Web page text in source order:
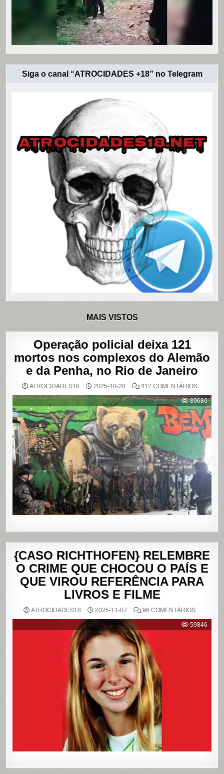
Siga o canal “ATROCIDADES +18” no Telegram
MAIS VISTOS
Operação policial deixa 121
mortos nos complexos do Alemão
e da Penha, no Rio de Janeiro
ATROCIDADES18 2025-10-28 412 COMENTÁRIOSEM
POLICIAL
DEIXA
121
MORTOS
NOS
DO
ALEMÃO
PENHA,
NO
RIO
89680
{CASO RICHTHOFEN} RELEMBRE
O CRIME QUE CHOCOU O PAÍS E
QUE VIROU REFERÊNCIA PARA
LIVROS E FILME
ATROCIDADES18 2025-11-07 96 COMENTÁRIOSEM
59846